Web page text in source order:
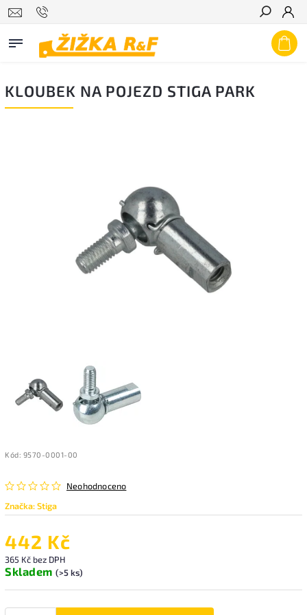
Hledat
KLOUBEK NA POJEZD STIGA PARK
Kód: 9570-0001-00
Neohodnoceno
Značka:Stiga
442 Kč
365 Kč bez DPH
Skladem (>5 ks)